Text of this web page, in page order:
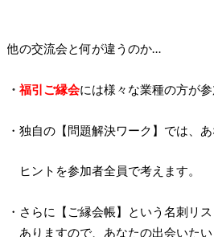
他の交流会と何が違うのか…
・ 福引ご縁会には様々な業種の方が参
・独自の【問題解決ワーク】では、
ヒントを参加者全員で考えます。
・さらに【ご縁会帳】という名刺リ
ありますので、あなたの出会いたい